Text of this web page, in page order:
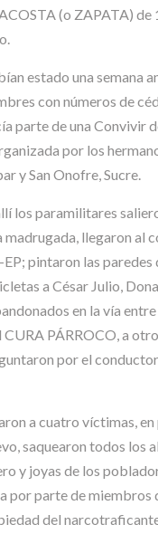
(o ZAPATA)
estado una semana
con números de
parte de una Convivir
por los
y San Onofre, Sucre.
los paramilitares
llegaron al
pintaron las
a César Julio,
en la vía
PÁRROCO, a
por el
a cuatro víctimas,
saquearon todos los
y joyas de los
por parte de
del